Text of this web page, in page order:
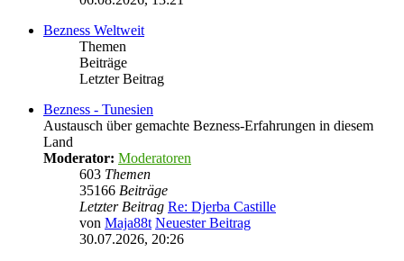
Bezness Weltweit
Themen
Beiträge
Letzter Beitrag
Bezness - Tunesien
Austausch über gemachte Bezness-Erfahrungen in diesem
Land
Moderator: Moderatoren
603 Themen
35166 Beiträge
Letzter Beitrag Re: Djerba Castille
von Maja88t Neuester Beitrag
30.07.2026, 20:26